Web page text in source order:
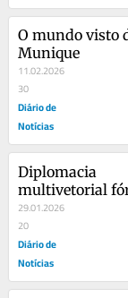
O mundo visto
Munique
11.02.2026
30
Diário de
Notícias
Diplomacia
multivetorial
sucesso cazaque
anos
29.01.2026
20
Diário de
Notícias